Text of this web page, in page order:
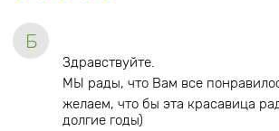
Б
Здравствуйте.
МЫ рады, что Вам все
желаем, что бы эта красавица
долгие годы)